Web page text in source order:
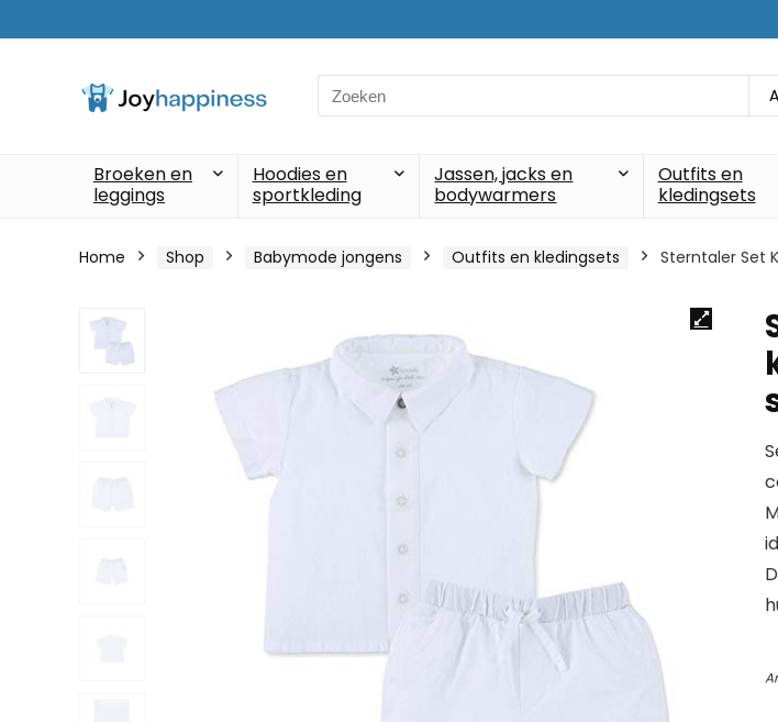
Search
for:
Broeken en
leggings
Hoodies en
sportkleding
Jassen, jacks en
bodywarmers
Outfits en
kledingsets
Home Shop Babymode jongens Outfits en kledingsets Sterntaler Set